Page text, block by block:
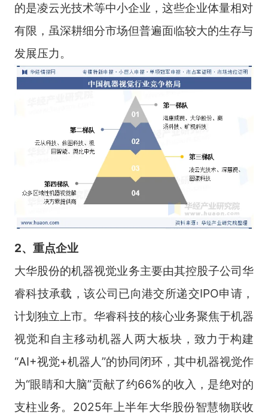
的是凌云光技术等中小企业，这些企业体量相对
有限，虽深耕细分市场但普遍面临较大的生存与
发展压力。
2、重点企业
大华股份的机器视觉业务主要由其控股子公司华
睿科技承载，该公司已向港交所递交IPO申请，
计划独立上市。华睿科技的核心业务聚焦于机器
视觉和自主移动机器人两大板块，致力于构建
“AI+视觉+机器人”的协同闭环，其中机器视觉作
为“眼睛和大脑”贡献了约66%的收入，是绝对的
支柱业务。2025年上半年大华股份智慧物联收